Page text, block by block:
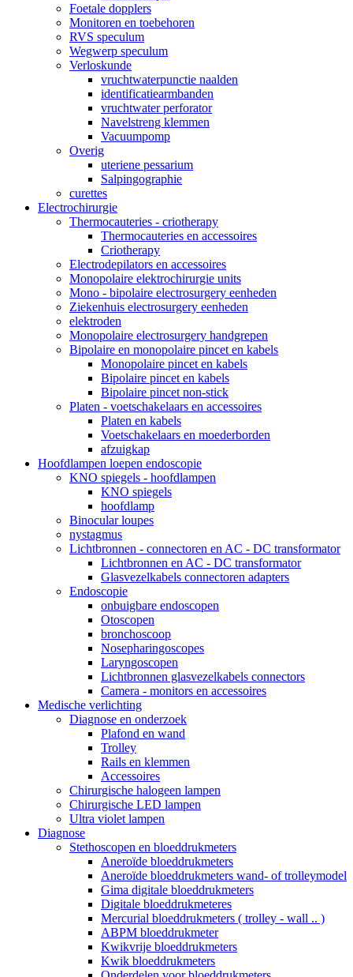
Foetale dopplers
Monitoren en toebehoren
RVS speculum
Wegwerp speculum
Verloskunde
vruchtwaterpunctie naalden
identificatiearmbanden
vruchtwater perforator
Navelstreng klemmen
Vacuumpomp
Overig
uteriene pessarium
Salpingographie
curettes
Electrochirurgie
Thermocauteries - criotherapy
Thermocauteries en accessoires
Criotherapy
Electrodepilators en accessoires
Monopolaire elektrochirurgie units
Mono - bipolaire electrosurgery eenheden
Ziekenhuis electrosurgery eenheden
elektroden
Monopolaire electrosurgery handgrepen
Bipolaire en monopolaire pincet en kabels
Monopolaire pincet en kabels
Bipolaire pincet en kabels
Bipolaire pincet non-stick
Platen - voetschakelaars en accessoires
Platen en kabels
Voetschakelaars en moederborden
afzuigkap
Hoofdlampen loepen endoscopie
KNO spiegels - hoofdlampen
KNO spiegels
hoofdlamp
Binocular loupes
nystagmus
Lichtbronnen - connectoren en AC - DC transformator
Lichtbronnen en AC - DC transformator
Glasvezelkabels connectoren adapters
Endoscopie
onbuigbare endoscopen
Otoscopen
bronchoscoop
Nosepharingoscopes
Laryngoscopen
Lichtbronnen glasvezelkabels connectors
Camera - monitors en accessoires
Medische verlichting
Diagnose en onderzoek
Plafond en wand
Trolley
Rails en klemmen
Accessoires
Chirurgische halogeen lampen
Chirurgische LED lampen
Ultra violet lampen
Diagnose
Stethoscopen en bloeddrukmeters
Aneroïde bloeddrukmeters
Aneroïde bloeddrukmeters wand- of trolleymodel
Gima digitale bloeddrukmeters
Digitale bloeddrukmeteres
Mercurial bloeddrukmeters ( trolley - wall .. )
ABPM bloeddrukmeter
Kwikvrije bloeddrukmeters
Kwik bloeddrukmeters